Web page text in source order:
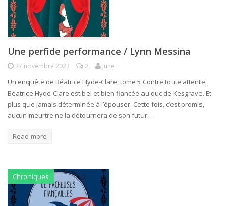
Une perfide performance / Lynn Messina
27 novembre 2023 2 June
Un enquête de Béatrice Hyde-Clare, tome 5 Contre toute attente,
Beatrice Hyde-Clare est bel et bien fiancée au duc de Kesgrave. Et
plus que jamais déterminée à l’épouser. Cette fois, c’est promis,
aucun meurtre ne la détournera de son futur…
Read more
Chroniques